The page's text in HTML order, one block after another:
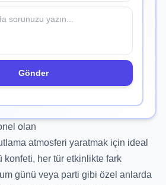
Gönder
olan
atmosferi yaratmak için ideal
konfeti, her tür etkinlikte fark
günü veya parti gibi özel anlarda